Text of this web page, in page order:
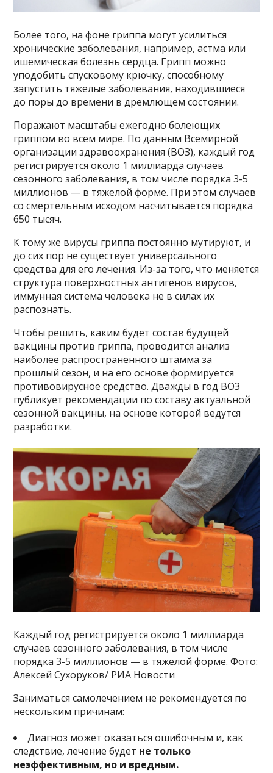
Более того, на фоне гриппа могут усилиться
хронические заболевания, например, астма или
ишемическая болезнь сердца. Грипп можно
уподобить спусковому крючку, способному
запустить тяжелые заболевания, находившиеся
до поры до времени в дремлющем состоянии.
Поражают масштабы ежегодно болеющих
гриппом во всем мире. По данным Всемирной
организации здравоохранения (ВОЗ), каждый год
регистрируется около 1 миллиарда случаев
сезонного заболевания, в том числе порядка 3-5
миллионов — в тяжелой форме. При этом случаев
со смертельным исходом насчитывается порядка
650 тысяч.
К тому же вирусы гриппа постоянно мутируют, и
до сих пор не существует универсального
средства для его лечения. Из-за того, что меняется
структура поверхностных антигенов вирусов,
иммунная система человека не в силах их
распознать.
Чтобы решить, каким будет состав будущей
вакцины против гриппа, проводится анализ
наиболее распространенного штамма за
прошлый сезон, и на его основе формируется
противовирусное средство. Дважды в год ВОЗ
публикует рекомендации по составу актуальной
сезонной вакцины, на основе которой ведутся
разработки.
Каждый год регистрируется около 1 миллиарда
случаев сезонного заболевания, в том числе
порядка 3-5 миллионов — в тяжелой форме. Фото:
Алексей Сухоруков/ РИА Новости
Заниматься самолечением не рекомендуется по
нескольким причинам:
Диагноз может оказаться ошибочным и, как
следствие, лечение будет не только
неэффективным, но и вредным.